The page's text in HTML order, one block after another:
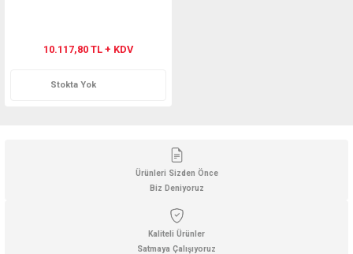
10.117,80 TL + KDV
Stokta Yok
Ürünleri Sizden Önce
Biz Deniyoruz
Kaliteli Ürünler
Satmaya Çalışıyoruz